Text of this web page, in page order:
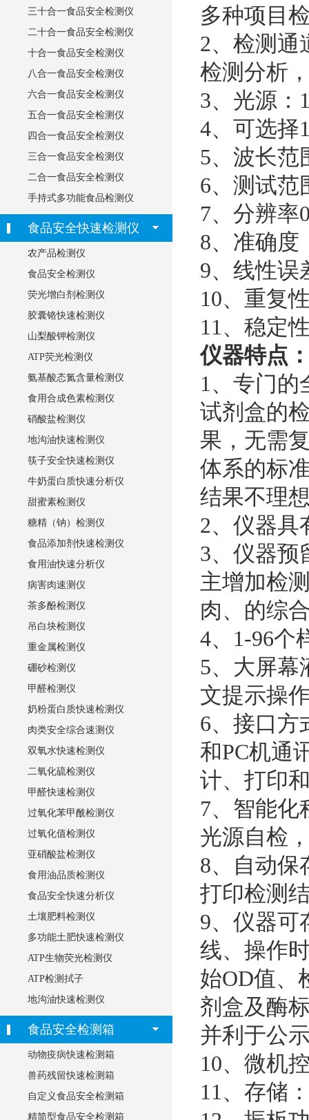
三十合一食品安全检测仪
二十合一食品安全检测仪
十合一食品安全检测仪
八合一食品安全检测仪
六合一食品安全检测仪
五合一食品安全检测仪
四合一食品安全检测仪
三合一食品安全检测仪
二合一食品安全检测仪
手持式多功能食品检测仪
食品安全快速检测仪
农产品检测仪
食品安全检测仪
荧光增白剂检测仪
胶囊铬快速检测仪
山梨酸钾检测仪
ATP荧光检测仪
氨基酸态氮含量检测仪
食用合成色素检测仪
硝酸盐检测仪
地沟油快速检测仪
筷子安全快速检测仪
牛奶蛋白质快速分析仪
甜蜜素检测仪
糖精（钠）检测仪
食品添加剂快速检测仪
食用油快速分析仪
病害肉速测仪
茶多酚检测仪
吊白块检测仪
重金属检测仪
硼砂检测仪
甲醛检测仪
奶粉蛋白质快速检测仪
肉类安全综合速测仪
双氧水快速检测仪
二氧化硫检测仪
甲醛快速检测仪
过氧化苯甲酰检测仪
过氧化值检测仪
亚硝酸盐检测仪
食用油品质检测仪
食品安全快速分析仪
土壤肥料检测仪
多功能土肥快速检测仪
ATP生物荧光检测仪
ATP检测拭子
地沟油快速检测仪
食品安全检测箱
动物疫病快速检测箱
兽药残留快速检测箱
自定义食品安全检测箱
精简型食品安全检测箱
多种项目
2、检测通
检测分析
3、光源：
4、可选择
5、波长范
6、测试范
7、分辨率
8、准确度
9、线性误
10、重复
11 、稳定
仪器特点
1 、专门的
试剂盒的
果，无需
体系的标
结果不理
2、仪器具
3、仪器预
主增加检
肉、的综
4、 1-96个
5、大屏幕
文提示操
6、接口方
和PC机通
计、打印
7、智能化
光源自检
8、自动保
打印检测
9、仪器可
线、操作
始OD值、
剂盒及酶
并利于公
10、微机
11 、存储